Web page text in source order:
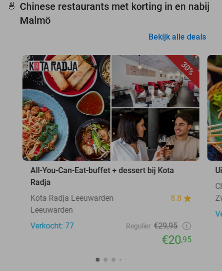
🍜
Chinese restaurants met korting in en nabij
Malmö
Bekijk alle deals
30%
All-You-Can-Eat-buffet + dessert bij Kota
Radja
Kota Radja Leeuwarden
8.8
Leeuwarden
Verkocht: 77
Regulier €29,95
€20,95